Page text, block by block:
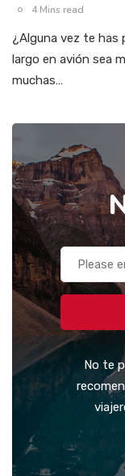
4 Mins read
¿Alguna vez te has
largo en avión sea
muchas…
No te